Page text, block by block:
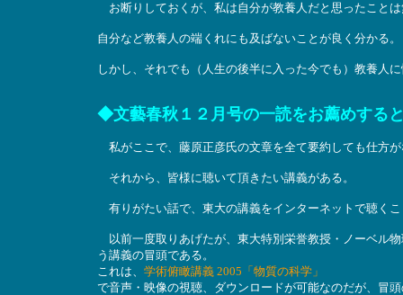
お断りしておくが、私は自分が教養人だと思ったこと
自分など教養人の端くれにも及ばないことが良く分かる。
しかし、それでも（人生の後半に入った今でも）教養人
◆文藝春秋１２月号の一読をお薦めする
私がここで、藤原正彦氏の文章を全て要約しても仕方
それから、皆様に聴いて頂きたい講義がある。
有りがたい話で、東大の講義をインターネットで聴く
以前一度取りあげたが、東大特別栄誉教授・ノーベル
う講義の冒頭である。
これは、 学術俯瞰講義 2005「物質の科学」
で音声・映像の視聴、ダウンロードが可能なのだが、冒